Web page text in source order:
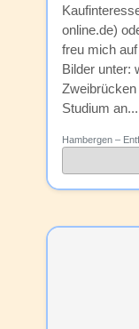
online.de)
freu mich
Bilder unter:
Studium an...
Hambergen –